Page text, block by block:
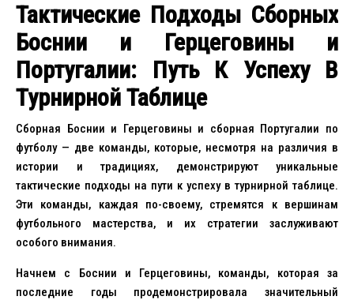
Тактические Подходы Сборных
Боснии и Герцеговины и
Португалии: Путь К Успеху В
Турнирной Таблице
Сборная Боснии и Герцеговины и сборная Португалии по
футболу — две команды, которые, несмотря на различия в
истории и традициях, демонстрируют уникальные
тактические подходы на пути к успеху в турнирной таблице.
Эти команды, каждая по-своему, стремятся к вершинам
футбольного мастерства, и их стратегии заслуживают
особого внимания.
Начнем с Боснии и Герцеговины, команды, которая за
последние годы продемонстрировала значительный